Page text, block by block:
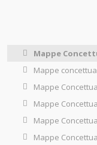
Mappe
Mappe
Mappe
Mappe
Mappe
Mappe